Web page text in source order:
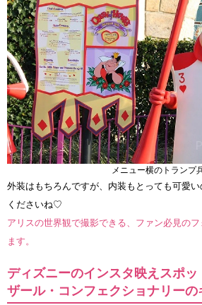
メニュー横のトランプ
外装はもちろんですが、内装もとっても可愛
くださいね♡
アリスの世界観で撮影できる、ファン必見の
ます。
ディズニーのインスタ映えスポ
ザール・コンフェクショナリーの